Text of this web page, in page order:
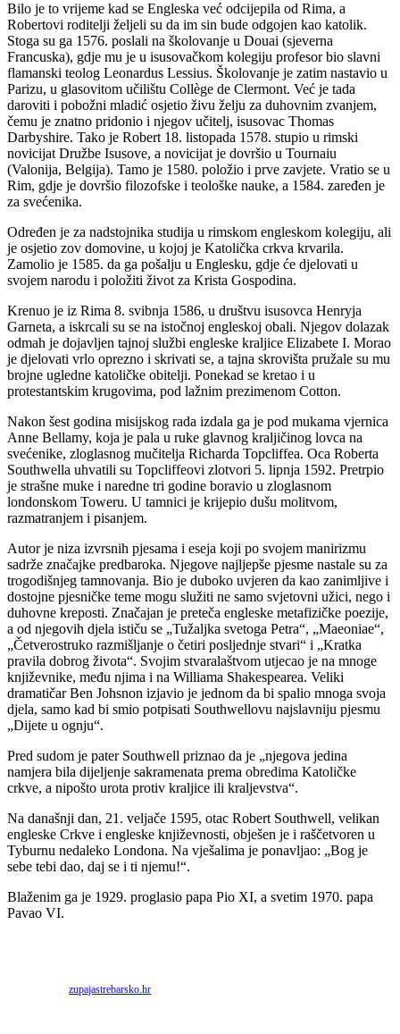
Bilo je to vrijeme kad se Engleska već odcijepila od Rima, a
Robertovi roditelji željeli su da im sin bude odgojen kao katolik.
Stoga su ga 1576. poslali na školovanje u Douai (sjeverna
Francuska), gdje mu je u isusovačkom kolegiju profesor bio slavni
flamanski teolog Leonardus Lessius. Školovanje je zatim nastavio u
Parizu, u glasovitom učilištu Collège de Clermont. Već je tada
daroviti i pobožni mladić osjetio živu želju za duhovnim zvanjem,
čemu je znatno pridonio i njegov učitelj, isusovac Thomas
Darbyshire. Tako je Robert 18. listopada 1578. stupio u rimski
novicijat Družbe Isusove, a novicijat je dovršio u Tournaiu
(Valonija, Belgija). Tamo je 1580. položio i prve zavjete. Vratio se u
Rim, gdje je dovršio filozofske i teološke nauke, a 1584. zaređen je
za svećenika.
Određen je za nadstojnika studija u rimskom engleskom kolegiju, ali
je osjetio zov domovine, u kojoj je Katolička crkva krvarila.
Zamolio je 1585. da ga pošalju u Englesku, gdje će djelovati u
svojem narodu i položiti život za Krista Gospodina.
Krenuo je iz Rima 8. svibnja 1586, u društvu isusovca Henryja
Garneta, a iskrcali su se na istočnoj engleskoj obali. Njegov dolazak
odmah je dojavljen tajnoj službi engleske kraljice Elizabete I. Morao
je djelovati vrlo oprezno i skrivati se, a tajna skrovišta pružale su mu
brojne ugledne katoličke obitelji. Ponekad se kretao i u
protestantskim krugovima, pod lažnim prezimenom Cotton.
Nakon šest godina misijskog rada izdala ga je pod mukama vjernica
Anne Bellamy, koja je pala u ruke glavnog kraljičinog lovca na
svećenike, zloglasnog mučitelja Richarda Topcliffea. Oca Roberta
Southwella uhvatili su Topcliffeovi zlotvori 5. lipnja 1592. Pretrpio
je strašne muke i naredne tri godine boravio u zloglasnom
londonskom Toweru. U tamnici je krijepio dušu molitvom,
razmatranjem i pisanjem.
Autor je niza izvrsnih pjesama i eseja koji po svojem manirizmu
sadrže značajke predbaroka. Njegove najljepše pjesme nastale su za
trogodišnjeg tamnovanja. Bio je duboko uvjeren da kao zanimljive i
dostojne pjesničke teme mogu služiti ne samo svjetovni užici, nego i
duhovne kreposti. Značajan je preteča engleske metafizičke poezije,
a od njegovih djela ističu se „Tužaljka svetoga Petra“, „Maeoniae“,
„Četverostruko razmišljanje o četiri posljednje stvari“ i „Kratka
pravila dobrog života“. Svojim stvaralaštvom utjecao je na mnoge
književnike, među njima i na Williama Shakespearea. Veliki
dramatičar Ben Johsnon izjavio je jednom da bi spalio mnoga svoja
djela, samo kad bi smio potpisati Southwellovu najslavniju pjesmu
„Dijete u ognju“.
Pred sudom je pater Southwell priznao da je „njegova jedina
namjera bila dijeljenje sakramenata prema obredima Katoličke
crkve, a nipošto urota protiv kraljice ili kraljevstva“.
Na današnji dan, 21. veljače 1595, otac Robert Southwell, velikan
engleske Crkve i engleske književnosti, obješen je i raščetvoren u
Tyburnu nedaleko Londona. Na vješalima je ponavljao: „Bog je
sebe tebi dao, daj se i ti njemu!“.
Blaženim ga je 1929. proglasio papa Pio XI, a svetim 1970. papa
Pavao VI.
Izvor:zupajastrebarsko.hr